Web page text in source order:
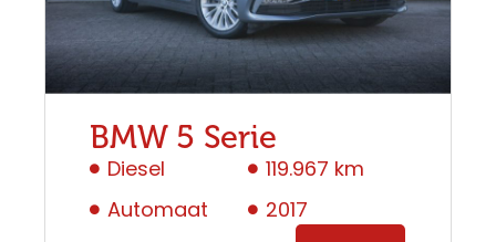
BMW 5 Serie
Diesel
Automaat
119.967 km
2017